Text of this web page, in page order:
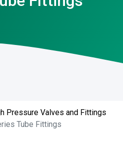
Pressure Valves and Fittings
Tube Fittings